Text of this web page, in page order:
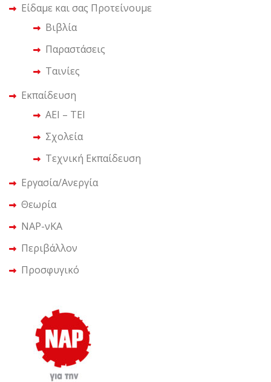
Είδαμε και σας Προτείνουμε
Βιβλία
Παραστάσεις
Ταινίες
Εκπαίδευση
ΑΕΙ – ΤΕΙ
Σχολεία
Τεχνική Εκπαίδευση
Εργασία/Ανεργία
Θεωρία
ΝΑΡ-νΚΑ
Περιβάλλον
Προσφυγικό